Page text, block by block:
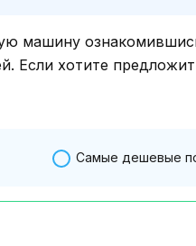
машину
Если хотите
Самые дешевые